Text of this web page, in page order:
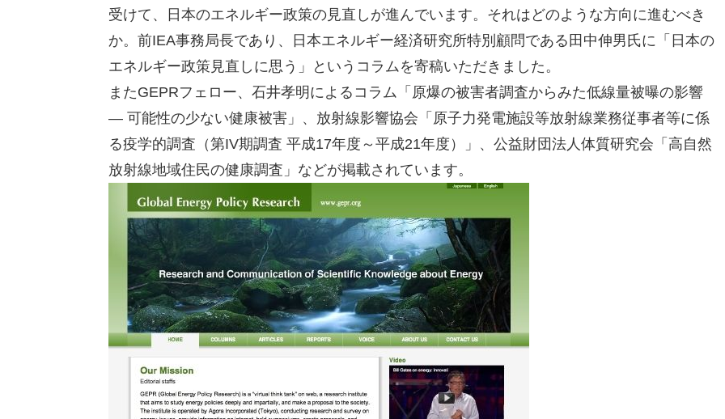
受けて、日本のエネルギー政策の見直しが進んでいます。それはどのような方向に進むべき
か。前IEA事務局長であり、日本エネルギー経済研究所特別顧問である田中伸男氏に「日本の
エネルギー政策見直しに思う」というコラムを寄稿いただきました。
またGEPRフェロー、石井孝明によるコラム「原爆の被害者調査からみた低線量被曝の影響
— 可能性の少ない健康被害」、放射線影響協会「原子力発電施設等放射線業務従事者等に係
る疫学的調査（第IV期調査 平成17年度～平成21年度）」、公益財団法人体質研究会「高自然
放射線地域住民の健康調査」などが掲載されています。